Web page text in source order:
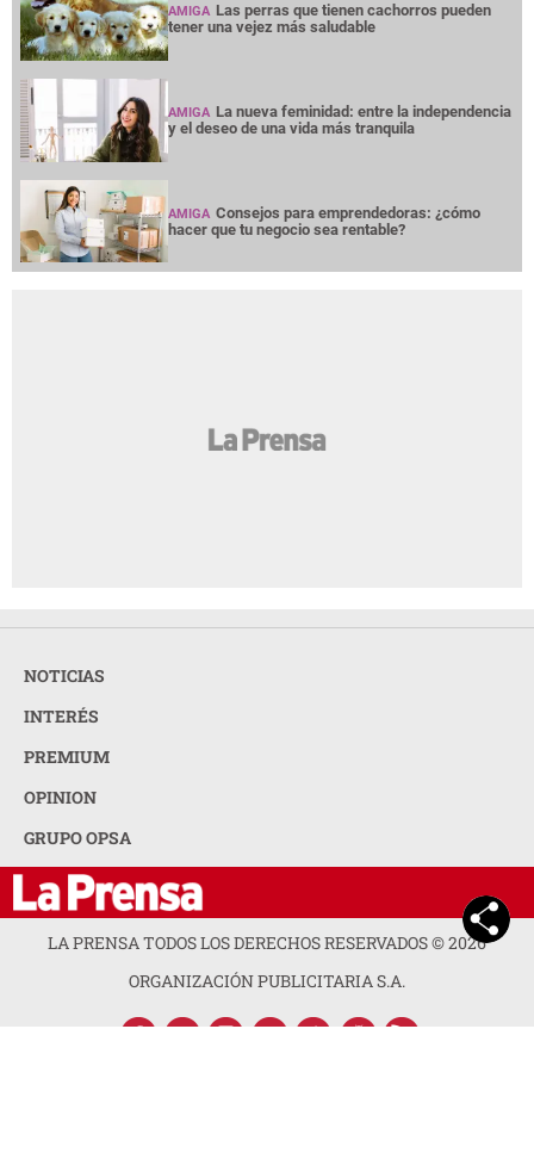
AMIGA Las perras que tienen cachorros pueden
tener una vejez más saludable
AMIGA La nueva feminidad: entre la independencia
y el deseo de una vida más tranquila
AMIGA Consejos para emprendedoras: ¿cómo
hacer que tu negocio sea rentable?
NOTICIAS
INTERÉS
PREMIUM
OPINION
GRUPO OPSA
LA PRENSA TODOS LOS DERECHOS RESERVADOS ©2026
ORGANIZACIÓN PUBLICITARIA S.A.